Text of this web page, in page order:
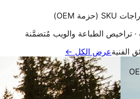
الفنيةعرض الكل ←